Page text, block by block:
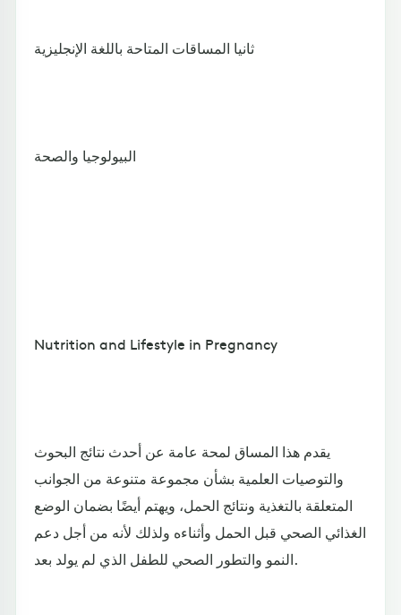
ثانيا المساقات المتاحة باللغة الإنجليزية
البيولوجيا والصحة
Nutrition and Lifestyle in Pregnancy
يقدم هذا المساق لمحة عامة عن أحدث نتائج البحوث
والتوصيات العلمية بشأن مجموعة متنوعة من الجوانب
المتعلقة بالتغذية ونتائج الحمل، ويهتم أيضًا بضمان الوضع
الغذائي الصحي قبل الحمل وأثناءه ولذلك لأنه من أجل دعم
النمو والتطور الصحي للطفل الذي لم يولد بعد.